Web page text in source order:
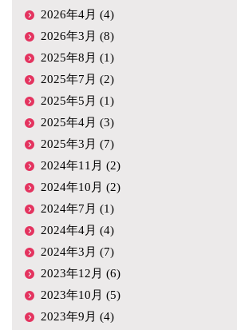
2026年4月 (4)
2026年3月 (8)
2025年8月 (1)
2025年7月 (2)
2025年5月 (1)
2025年4月 (3)
2025年3月 (7)
2024年11月 (2)
2024年10月 (2)
2024年7月 (1)
2024年4月 (4)
2024年3月 (7)
2023年12月 (6)
2023年10月 (5)
2023年9月 (4)